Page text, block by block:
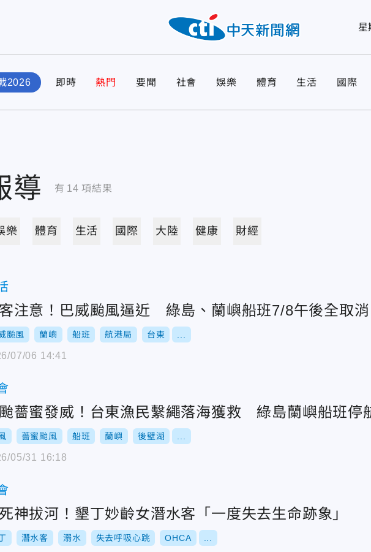
星
2026 即時 熱門 要聞 社會 娛樂 體育 生活 國際
導 有 14 項結果
樂 體育 生活 國際 大陸 健康 財經
注意！巴威颱風逼近 綠島、蘭嶼船班7/8午後全取消
颱風 蘭嶼 船班 航港局 台東
07/06 14:41
薔蜜發威！台東漁民繫繩落海獲救 綠島蘭嶼船班停
薔蜜颱風 船班 蘭嶼 後壁湖
05/31 16:18
神拔河！墾丁妙齡女潛水客「一度失去生命跡象」
潛水客 溺水 失去呼吸心跳 OHCA